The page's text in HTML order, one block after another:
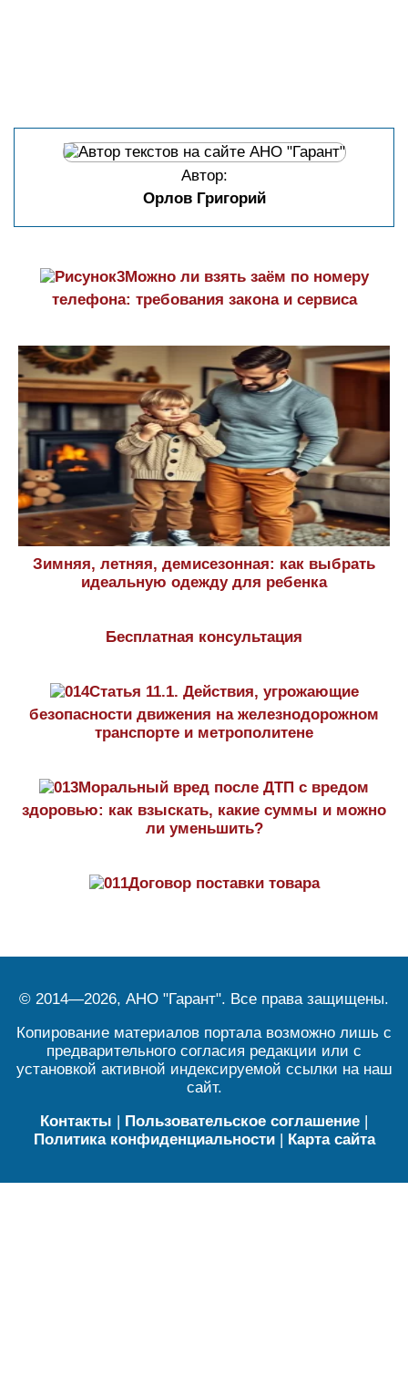
Автор:
Орлов Григорий
Можно ли взять заём по номеру
телефона: требования закона и сервиса
Зимняя, летняя, демисезонная: как выбрать
идеальную одежду для ребенка
Бесплатная консультация
Статья 11.1. Действия, угрожающие
безопасности движения на железнодорожном
транспорте и метрополитене
Моральный вред после ДТП с вредом
здоровью: как взыскать, какие суммы и можно
ли уменьшить?
Договор поставки товара
© 2014—2026, АНО "Гарант". Все права защищены.
Копирование материалов портала возможно лишь с
предварительного согласия редакции или с
установкой активной индексируемой ссылки на наш
сайт.
Контакты | Пользовательское соглашение |
Политика конфиденциальности| Карта сайта